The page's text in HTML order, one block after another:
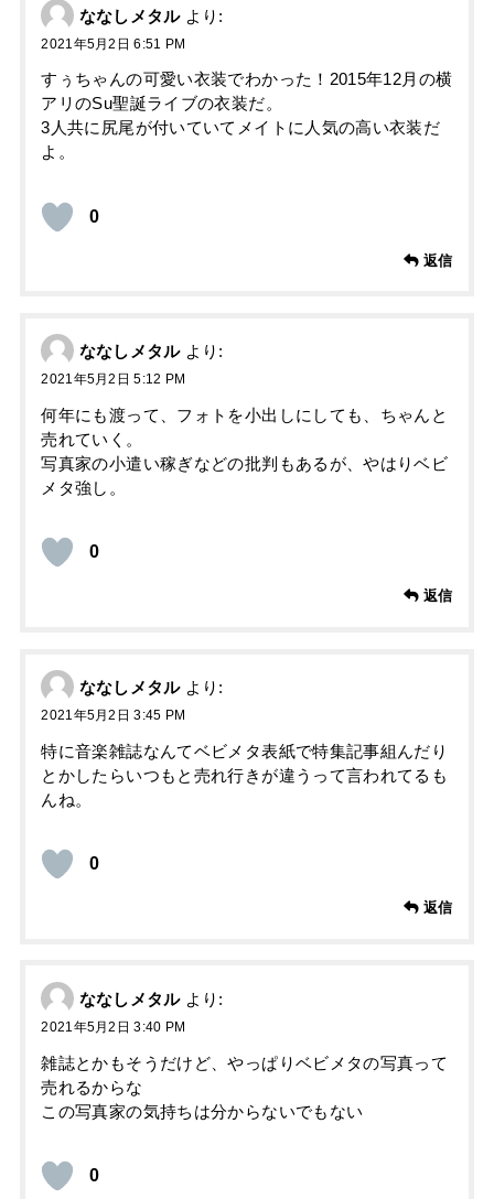
ななしメタル より:
2021年5月2日 6:51 PM
すぅちゃんの可愛い衣装でわかった！2015年12月の横
アリのSu聖誕ライブの衣装だ。
3人共に尻尾が付いていてメイトに人気の高い衣装だ
よ。
0
返信
ななしメタル より:
2021年5月2日 5:12 PM
何年にも渡って、フォトを小出しにしても、ちゃんと
売れていく。
写真家の小遣い稼ぎなどの批判もあるが、やはりベビ
メタ強し。
0
返信
ななしメタル より:
2021年5月2日 3:45 PM
特に音楽雑誌なんてベビメタ表紙で特集記事組んだり
とかしたらいつもと売れ行きが違うって言われてるも
んね。
0
返信
ななしメタル より:
2021年5月2日 3:40 PM
雑誌とかもそうだけど、やっぱりベビメタの写真って
売れるからな
この写真家の気持ちは分からないでもない
0